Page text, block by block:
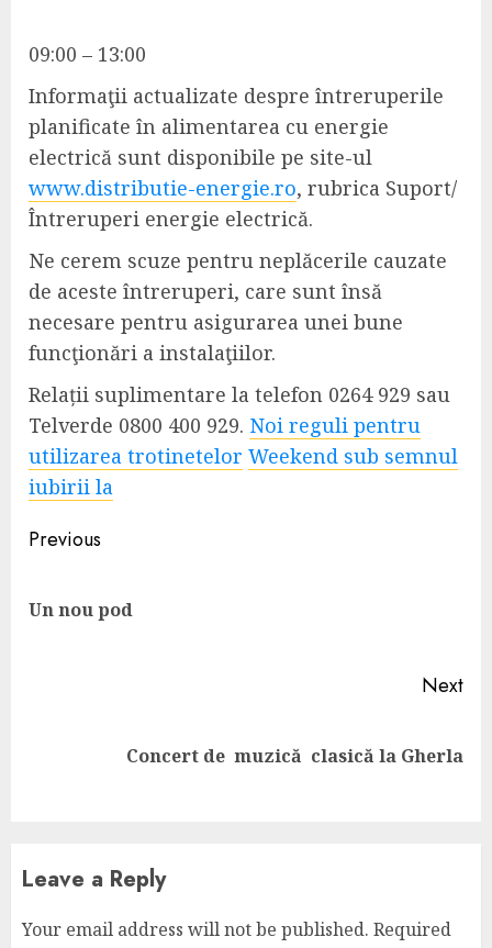
09:00 – 13:00
Informaţii actualizate despre întreruperile
planificate în alimentarea cu energie
electrică sunt disponibile pe site-ul
www.distributie-energie.ro, rubrica Suport/
Întreruperi energie electrică.
Ne cerem scuze pentru neplăcerile cauzate
de aceste întreruperi, care sunt însă
necesare pentru asigurarea unei bune
funcţionări a instalaţiilor.
Relații suplimentare la telefon 0264 929 sau
Telverde 0800 400 929. Noi reguli pentru
utilizarea trotinetelor Weekend sub semnul
iubirii la
Continue
Previous
Un nou pod
Next
Concert de muzică clasică la Gherla
Leave a Reply
Your email address will not be published. Required